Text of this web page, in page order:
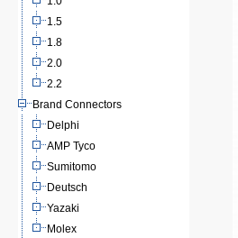
1.5
1.8
2.0
2.2
Brand Connectors
Delphi
AMP Tyco
Sumitomo
Deutsch
Yazaki
Molex